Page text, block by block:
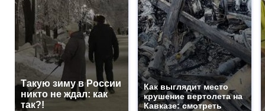
Такую зиму в России
никто не ждал: как
так?!
Как выглядит место
крушение вертолета на
Кавказе: смотреть